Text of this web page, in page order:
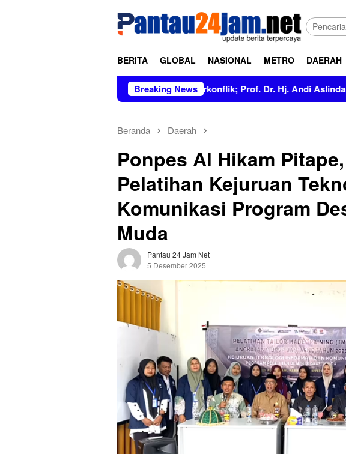
BERITA GLOBAL NASIONAL METRO DAERAH
Breaking News
Figur Bersih dan Tidak Berkonflik; Prof. Dr. Hj. Andi Aslinda, M.Si Mendapat
Beranda Daerah
Ponpes Al Hikam
Pelatihan Kejuruan
Komunikasi Program
Muda
Pantau 24 Jam Net
5 Desember 2025